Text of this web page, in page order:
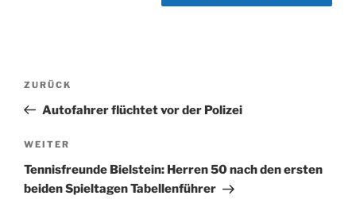
Beitragsnavigation
Vorheriger
Beitrag
ZURÜCK
Autofahrer flüchtet vor der Polizei
Nächster
Beitrag
WEITER
Tennisfreunde Bielstein: Herren 50 nach den ersten
beiden Spieltagen Tabellenführer